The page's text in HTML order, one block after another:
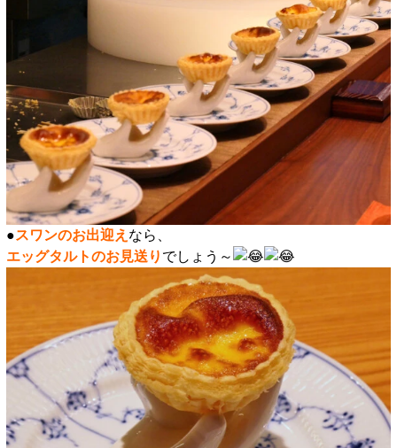
●スワンのお出迎え なら、
エッグタルトのお見送り でしょう～